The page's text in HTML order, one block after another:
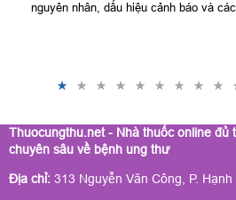
nguyên nhân, dấu hiệu cảnh báo và
Thuocungthu.net - Nhà thuốc online đủ
chuyên sâu về bệnh ung thư
Địa chỉ: 313 Nguyễn Văn Công, P.